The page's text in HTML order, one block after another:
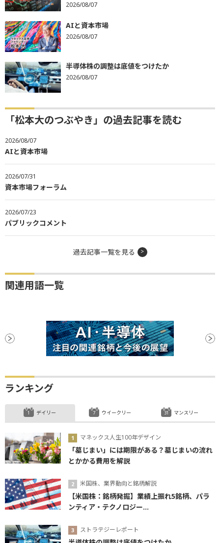
2026/08/07
AIと資本市場
2026/08/07
半導体株の調整は底値をつけたか
2026/08/07
「松本大のつぶやき」の過去記事を読む
2026/08/07
AIと資本市場
2026/07/31
資本市場フォーラム
2026/07/23
パブリックコメント
過去記事一覧を見る
関連用語一覧
ランキング
デイリー
マネックス人生100年デザイン
「墓じまい」には期限がある？墓じまいの流れ
とかかる費用を解説
米国株、業界動向と銘柄解説
【米国株：銘柄発掘】業績上振れ5銘柄、パラ
ンティア・テクノロジー...
ストラテジーレポート
ウイークリー マンスリー